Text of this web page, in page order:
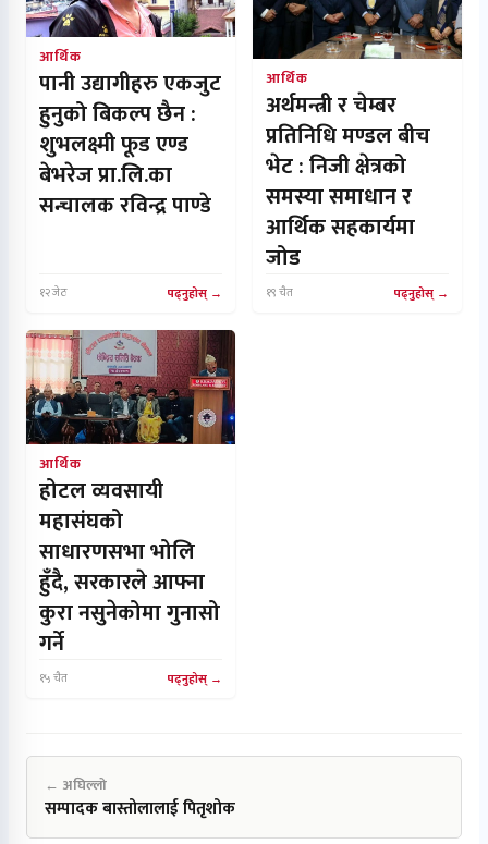
आर्थिक
पानी उद्यागीहरु एकजुट
हुनुको बिकल्प छैन :
शुभलक्ष्मी फूड एण्ड
बेभरेज प्रा.लि.का
सन्चालक रविन्द्र पाण्डे
१२ जेठ पढ्नुहोस्
आर्थिक
अर्थमन्त्री र चेम्बर
प्रतिनिधि मण्डल बीच
भेट : निजी क्षेत्रको
समस्या समाधान र
आर्थिक सहकार्यमा
जोड
१९ चैत पढ्नुहोस्
आर्थिक
होटल व्यवसायी
महासंघको
साधारणसभा भोलि
हुँदै, सरकारले आफ्ना
कुरा नसुनेकोमा गुनासो
गर्ने
१५ चैत पढ्नुहोस्
← अघिल्लो
सम्पादक बास्तोलालाई पितृशोक